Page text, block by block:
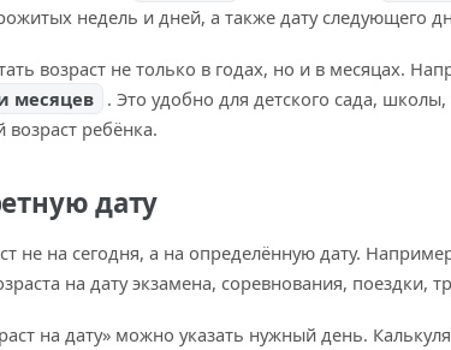
недель и дней, а также дату следующего
возраст не только в годах, но и в месяцах.
месяцев
. Это удобно для детского сада,
ребёнка.
дату
не на сегодня, а на определённую дату.
на дату экзамена, соревнования, поездки,
на дату» можно указать нужный день.